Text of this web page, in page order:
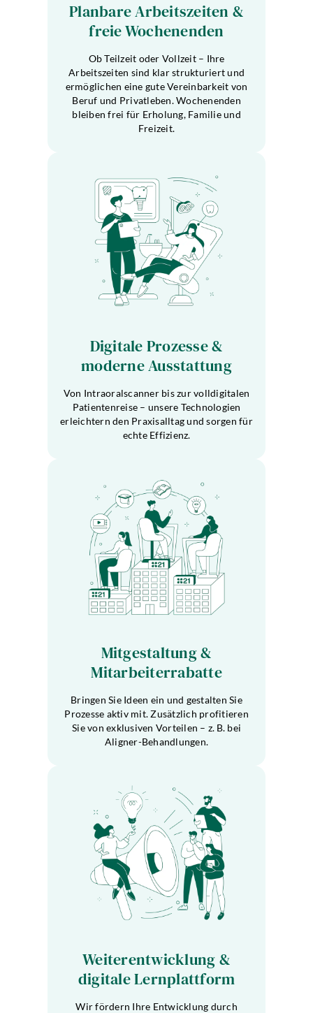
Planbare Arbeitszeiten &
freie Wochenenden
Ob Teilzeit oder Vollzeit – Ihre
Arbeitszeiten sind klar strukturiert und
ermöglichen eine gute Vereinbarkeit von
Beruf und Privatleben. Wochenenden
bleiben frei für Erholung, Familie und
Freizeit.
Digitale Prozesse &
moderne Ausstattung
Von Intraoralscanner bis zur volldigitalen
Patientenreise – unsere Technologien
erleichtern den Praxisalltag und sorgen für
echte Effizienz.
Mitgestaltung &
Mitarbeiterrabatte
Bringen Sie Ideen ein und gestalten Sie
Prozesse aktiv mit. Zusätzlich profitieren
Sie von exklusiven Vorteilen – z. B. bei
Aligner-Behandlungen.
Weiterentwicklung &
digitale Lernplattform
Wir fördern Ihre Entwicklung durch